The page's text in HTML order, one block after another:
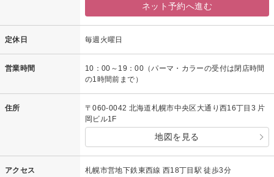
ネット予約へ進む
定休日 毎週火曜日
営業時間
10：00～19：00（パーマ・カラーの受付は閉店時間
の1時間前まで）
住所
〒060-0042 北海道札幌市中央区大通り西16丁目3 片
岡ビル1F
地図を見る
アクセス
札幌市営地下鉄東西線 西18丁目駅 徒歩3分